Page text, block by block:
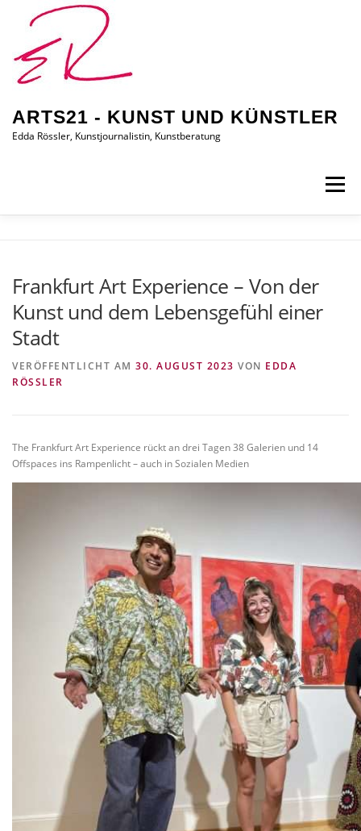
ARTS21 - KUNST UND KÜNSTLER
Edda Rössler, Kunstjournalistin, Kunstberatung
Menü
AUSSTELLUNGEN/BILDER EDDA KAUFT EIN
VITA/AUSBILDUNG LINKS
Frankfurt Art Experience – Von der
Kunst und dem Lebensgefühl einer
Stadt
VERÖFFENTLICHT AM 30. AUGUST 2023 VON EDDA
RÖSSLER
The Frankfurt Art Experience rückt an drei Tagen 38 Galerien und 14
Offspaces ins Rampenlicht – auch in Sozialen Medien